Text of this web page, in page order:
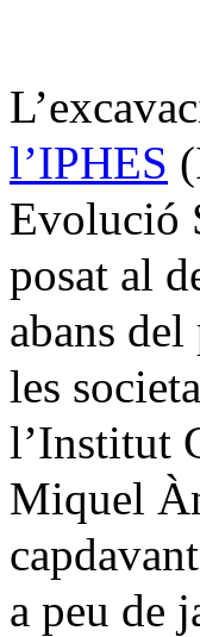
l’IPHES
Evolució
posat al
abans
les
l’Institut
Miquel
a peu de